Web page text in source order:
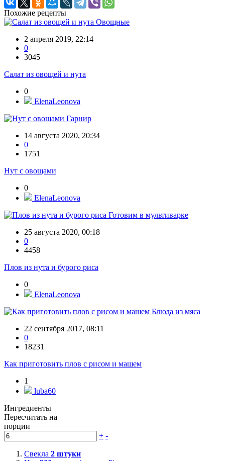
Похожие рецепты
Овощные
2 апреля 2019, 22:14
0
3045
Салат из овощей и нута
0
ElenaLeonova
Гарнир
14 августа 2020, 20:34
0
1751
Нут с овощами
0
ElenaLeonova
Готовим в мультиварке
25 августа 2020, 00:18
0
4458
Плов из нута и бурого риса
0
ElenaLeonova
Блюда из мяса
22 сентября 2017, 08:11
0
18231
Как приготовить плов с рисом и машем
1
luba60
Ингредиенты
Пересчитать на
порции
+ -
Свекла 2 штуки